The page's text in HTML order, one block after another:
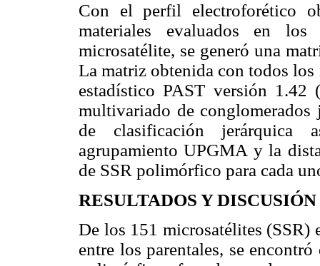
Con el perfil electroforético
materiales evaluados en
microsatélite, se generó una
La matriz obtenida con todos los
estadístico PAST versión 1.42
multivariado de conglomerados
de clasificación jerárquica
agrupamiento UPGMA y la
de SSR polimórfico para cada
RESULTADOS Y DISCUSIÓN
De los 151 microsatélites
entre los parentales, se